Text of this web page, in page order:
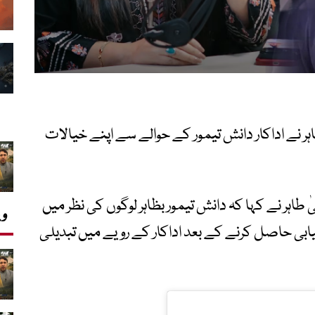
نے اداکار دانش تیمور کے حوالے سے اپنے خیالات
نے کہا کہ دانش تیمور بظاہر لوگوں کی نظر میں
حاصل کرنے کے بعد اداکار کے رویے میں تبدیلی